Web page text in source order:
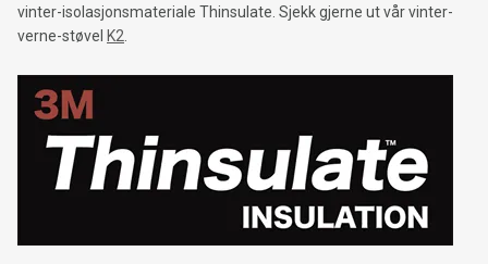
vinter-isolasjonsmateriale Thinsulate. Sjekk gjerne ut vår vinter-
verne-støvel K2